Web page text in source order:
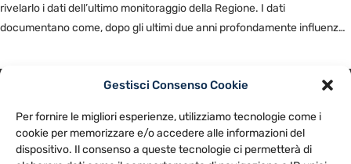
Gestisci Consenso Cookie
Per fornire le migliori esperienze, utilizziamo tecnologie come i
cookie per memorizzare e/o accedere alle informazioni del
dispositivo. Il consenso a queste tecnologie ci permetterà di
rivelarlo i dati dell’ultimo monitoraggio della Regione. I dati
documentano come, dopo gli ultimi due anni profondamente influenzati
NOTE LEGALI
CONTATTACI PREFERENZE